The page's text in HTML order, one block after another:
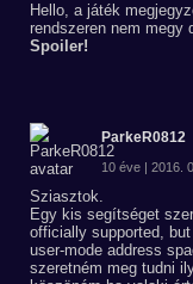
Hello, a játék
rendszeren nem megy
Spoiler!
ParkeR0812
10 éve | 2016.
Sziasztok.
Egy kis segítséget
officially supported,
user-mode address
szeretném meg tudni